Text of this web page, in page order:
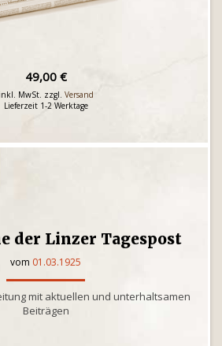
49,00 €
inkl. MwSt. zzgl. Versand
Lieferzeit 1-2 Werktage
der Linzer Tagespost
vom 01.03.1925
mit aktuellen und unterhaltsamen
Beiträgen